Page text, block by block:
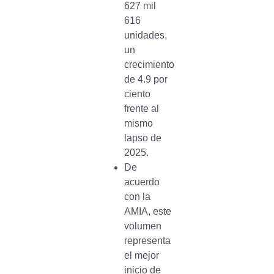
627 mil
616
unidades,
un
crecimiento
de 4.9 por
ciento
frente al
mismo
lapso de
2025.
De
acuerdo
con la
AMIA, este
volumen
representa
el mejor
inicio de